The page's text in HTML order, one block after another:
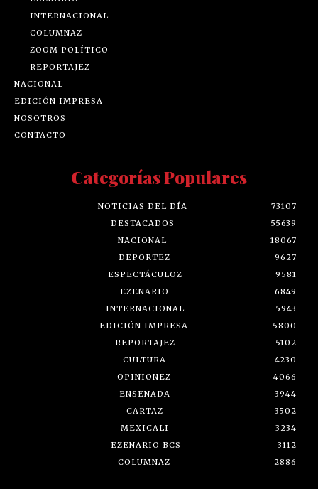
INTERNACIONAL
COLUMNAZ
ZOOM POLÍTICO
REPORTAJEZ
NACIONAL
EDICIÓN IMPRESA
NOSOTROS
CONTACTO
Categorías Populares
NOTICIAS DEL DÍA
73107
DESTACADOS
55639
NACIONAL
18067
DEPORTEZ
9627
ESPECTÁCULOZ
9581
EZENARIO
6849
INTERNACIONAL
5943
EDICIÓN IMPRESA
5800
REPORTAJEZ
5102
CULTURA
4230
OPINIONEZ
4066
ENSENADA
3944
CARTAZ
3502
MEXICALI
3234
EZENARIO BCS
3112
COLUMNAZ
2886